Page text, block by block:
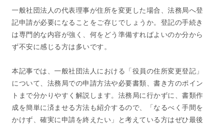
一般社団法人の代表理事が住所を変更した場合、法務局へ登
記申請が必要になることをご存じでしょうか。登記の手続き
は専門的な内容が強く、何をどう準備すればよいのか分から
ず不安に感じる方は多いです。
本記事では、一般社団法人における「役員の住所変更登記」
について、法務局での申請方法や必要書類、書き方のポイン
トまで分かりやすく解説します。法務局に行かずに、書類作
成を簡単に済ませる方法も紹介するので、「なるべく手間を
かけず、確実に申請を終えたい」と考えている方はぜひ最後